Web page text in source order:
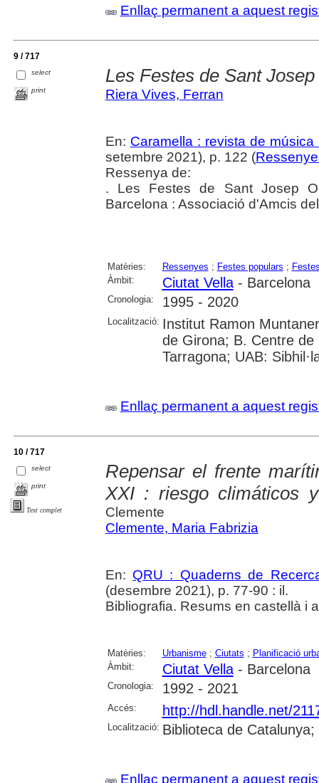
Enllaç permanent a aquest
9 / 717
select
print
Les Festes de Sant
Riera Vives, Ferran
En: Caramella : revista de música
setembre 2021), p. 122 (
Ressenya de:
. Les Festes de Sant Josep
Barcelona : Associació d'Amcis
Matèries: Ressenyes ; Festes populars ;
Àmbit:
Ciutat Vella- Barcelona
Cronologia: 1995 - 2020
Localització: Institut Ramon
de Girona; B. Centre
Tarragona; UAB:
Enllaç permanent a aquest
10 / 717
select
print
Text complet
Repensar el frente
XXI : riesgo climáticos
Clemente
Clemente, Maria Fabrizia
En: QRU : Quaderns de
(desembre 2021), p. 77-90 : il.
Bibliografia. Resums en castellà i
Matèries: Urbanisme; Ciutats ; Planificació
Àmbit:
Ciutat Vella- Barcelona
Cronologia: 1992 - 2021
Accés: http://hdl.handle.net/
Localització: Biblioteca de
Enllaç permanent a aquest